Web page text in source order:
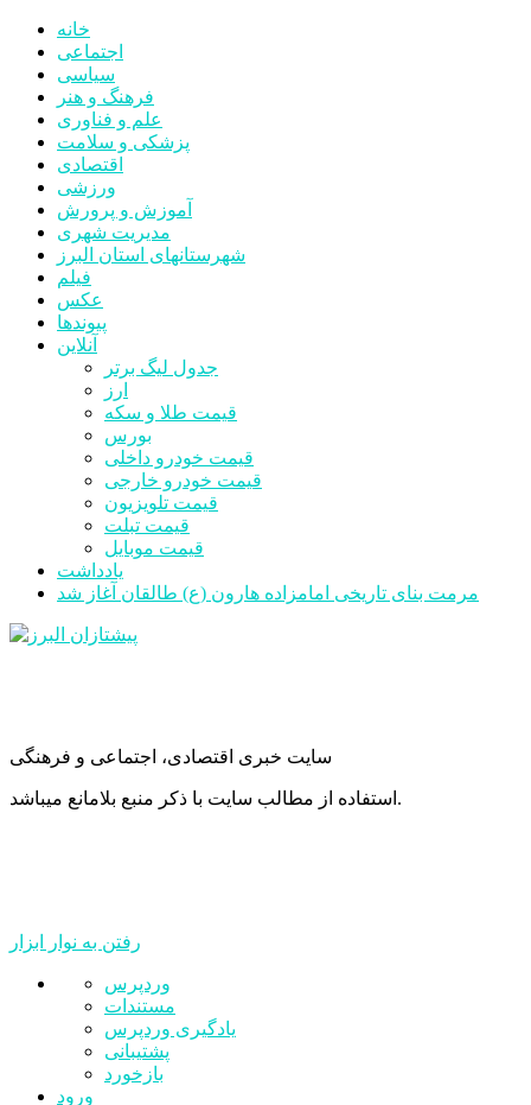
خانه
اجتماعی
سیاسی
فرهنگ و هنر
علم و فناوری
پزشکی و سلامت
اقتصادی
ورزشی
آموزش و پرورش
مدیریت شهری
شهرستانهای استان البرز
فیلم
عکس
پیوندها
آنلاین
جدول لیگ برتر
ارز
قیمت طلا و سکه
بورس
قیمت خودرو داخلی
قیمت خودرو خارجی
قیمت تلویزیون
قیمت تبلت
قیمت موبایل
یادداشت
مرمت بنای تاریخی امامزاده هارون (ع) طالقان آغاز شد
سایت خبری اقتصادی، اجتماعی و فرهنگی
استفاده از مطالب سایت با ذکر منبع بلامانع میباشد.
رفتن به نوار ابزار
درباره
وردپرس
وردپرس
مستندات
یادگیری وردپرس
پشتیبانی
بازخورد
ورود